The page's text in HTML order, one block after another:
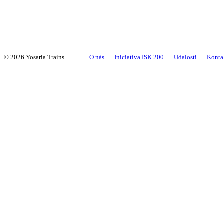
© 2026 Yosaria Trains O nás Iniciatíva ISK 200 Udalosti